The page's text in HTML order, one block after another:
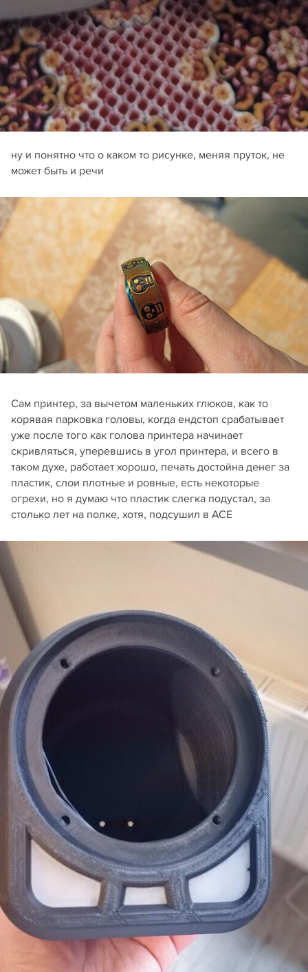
ну и понятно что о каком то рисунке, меняя пруток, не
может быть и речи
Сам принтер, за вычетом маленьких глюков, как то
корявая парковка головы, когда ендстоп срабатывает
уже после того как голова принтера начинает
скривляться, уперевшись в угол принтера, и всего в
таком духе, работает хорошо, печать достойна денег за
пластик, слои плотные и ровные, есть некоторые
огрехи, но я думаю что пластик слегка подустал, за
столько лет на полке, хотя, подсушил в ACE